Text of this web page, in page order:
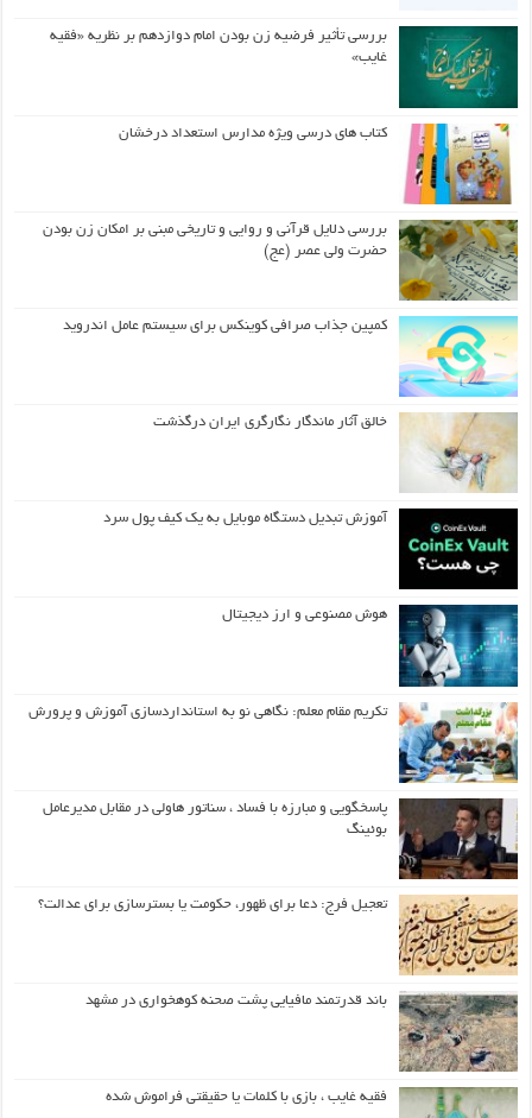
بررسی تأثیر فرضیه زن بودن امام دوازدهم بر نظریه «فقیه
غایب»
کتاب های درسی ویژه مدارس استعداد درخشان
بررسی دلایل قرآنی و روایی و تاریخی مبنی بر امکان زن بودن
حضرت ولی عصر (عج)
کمپین جذاب صرافی کوینکس برای سیستم عامل اندروید
خالق آثار ماندگار نگارگری ایران درگذشت
آموزش تبدیل دستگاه موبایل به یک کیف‌ پول سرد
هوش مصنوعی و ارز دیجیتال
تکریم مقام معلم: نگاهی نو به استانداردسازی آموزش و پرورش
پاسخگویی و مبارزه با فساد ، سناتور هاولی در مقابل مدیرعامل
بوئینگ
تعجیل فرج: دعا برای ظهور، حکومت یا بسترسازی برای عدالت؟
باند قدرتمند مافیایی پشت صحنه کوهخواری در مشهد
فقیه غایب ، بازی با کلمات یا حقیقتی فراموش شده